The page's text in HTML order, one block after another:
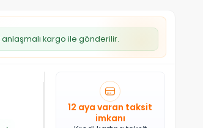
anlaşmalı kargo ile gönderilir.
12 aya varan taksit
imkanı